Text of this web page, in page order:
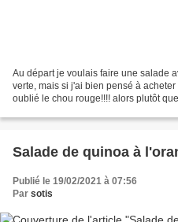
Au départ je voulais faire une salade
verte, mais si j'ai bien pensé à
oublié le chou rouge!!!! alors plutôt
Salade de quinoa à
Publié le 19/02/2021 à 07:56
Par sotis